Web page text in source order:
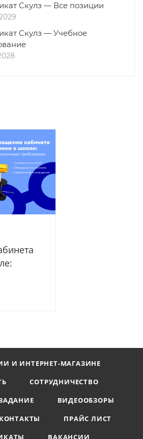
Скулз — Все позиции
Скулз — Учебное
И ИНТЕРНЕТ-МАГАЗИНЕ
СОТРУДНИЧЕСТВО
ВИДЕООБЗОРЫ
КОНТАКТЫ
ПРАЙС ЛИСТ
ВАКАНСИИ